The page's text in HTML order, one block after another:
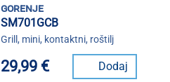
gorenje
SM701GCB
Grill, mini, kontaktni, roštilj
29,99 € Dodaj